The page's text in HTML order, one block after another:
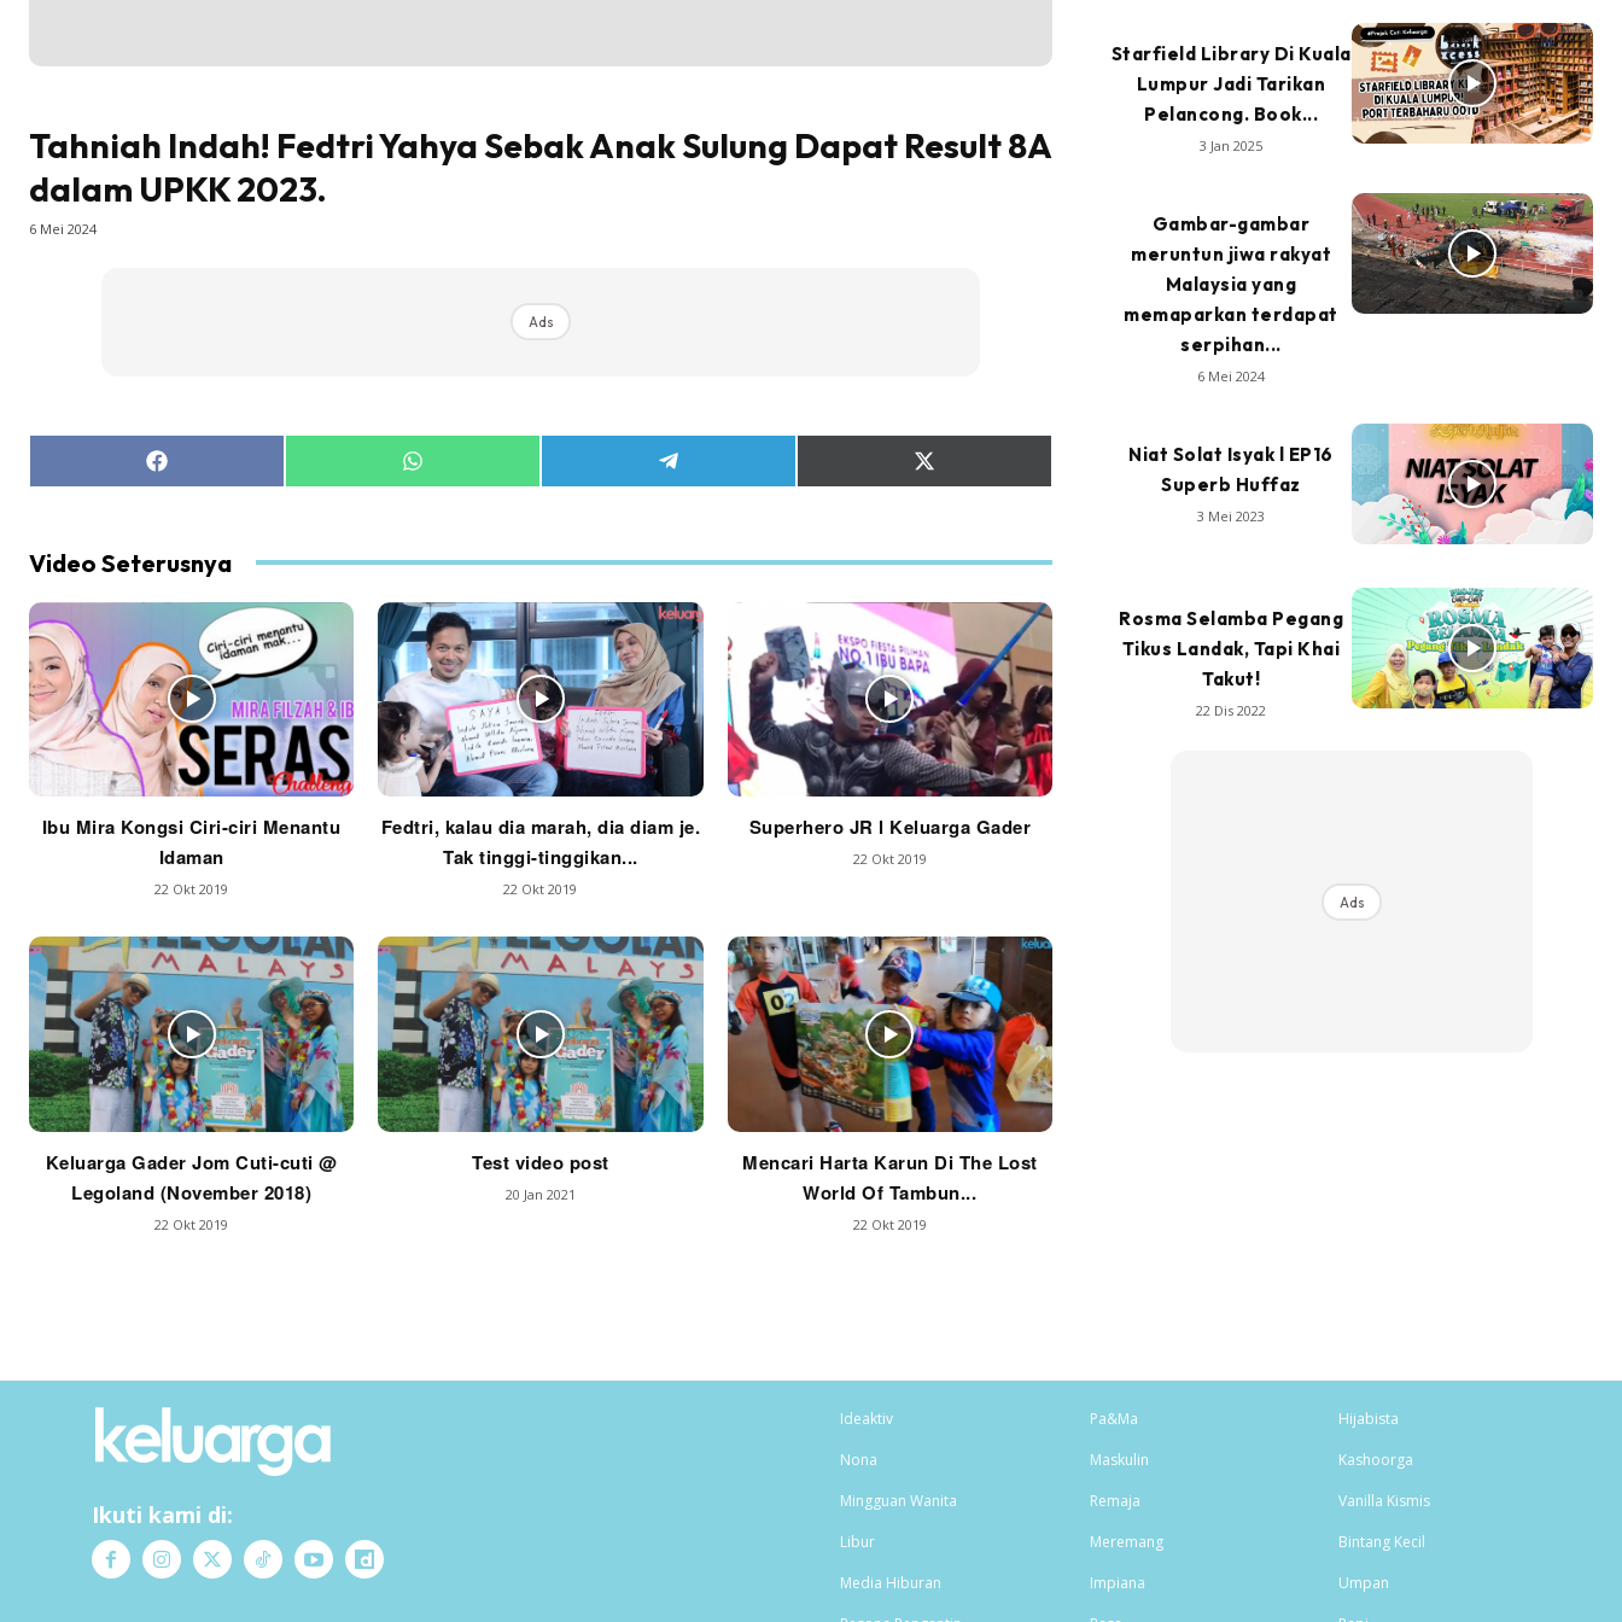
Tahniah Indah! Fedtri Yahya Sebak Anak Sulung Dapat Result 8A
dalam UPKK 2023.
6 Mei 2024
Ads
Share
on
Share
on
Share
on
Share
on
Video Seterusnya
Ibu Mira Kongsi Ciri-ciri Menantu
Idaman
22 Okt 2019
Fedtri, kalau dia marah, dia diam je.
Tak tinggi-tinggikan...
22 Okt 2019
Superhero JR l Keluarga Gader
22 Okt 2019
Keluarga Gader Jom Cuti-cuti @
Legoland (November 2018)
22 Okt 2019
Test video post
20 Jan 2021
Mencari Harta Karun Di The Lost
World Of Tambun...
22 Okt 2019
Starfield Library Di Kuala
Lumpur Jadi Tarikan
Pelancong. Book...
3 Jan 2025
Gambar-gambar
meruntun jiwa rakyat
Malaysia yang
memaparkan terdapat
serpihan...
6 Mei 2024
Niat Solat Isyak l EP16
Superb Huffaz
3 Mei 2023
Rosma Selamba Pegang
Tikus Landak, Tapi Khai
Takut!
22 Dis 2022
Ads
Ikuti kami di:
Ideaktiv
Nona
Mingguan Wanita
Libur
Media Hiburan
Pa&Ma
Maskulin
Remaja
Meremang
Impiana
Hijabista
Kashoorga
Vanilla Kismis
Bintang Kecil
Umpan